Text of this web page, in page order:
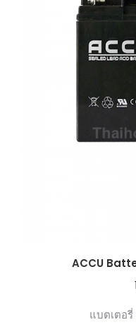
ACCU
แบตเตอรี่